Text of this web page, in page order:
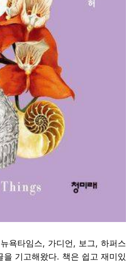
욕타임스, 가디언, 보그, 하퍼스
기고해왔다. 책은 쉽고 재미있